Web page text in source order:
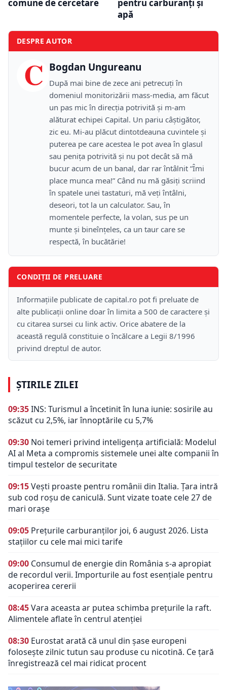
comune de cercetare
pentru carburanți și
apă
DESPRE AUTOR
C Bogdan Ungureanu
După mai bine de zece ani petrecuţi în
domeniul monitorizării mass-media, am făcut
un pas mic în direcţia potrivită şi m-am
alăturat echipei Capital. Un pariu câştigător,
zic eu. Mi-au plăcut dintotdeauna cuvintele şi
puterea pe care acestea le pot avea în glasul
sau peniţa potrivită şi nu pot decât să mă
bucur acum de un banal, dar rar întâlnit “Îmi
place munca mea!” Când nu mă găsiţi scriind
în spatele unei tastaturi, mă veţi întâlni,
deseori, tot la un calculator. Sau, în
momentele perfecte, la volan, sus pe un
munte şi bineînţeles, ca un taur care se
respectă, în bucătărie!
CONDIȚII DE PRELUARE
Informațiile publicate de capital.ro pot fi preluate de
alte publicații online doar în limita a 500 de caractere și
cu citarea sursei cu link activ. Orice abatere de la
această regulă constituie o încălcare a Legii 8/1996
privind dreptul de autor.
ȘTIRILE ZILEI
09:35INS: Turismul a încetinit în luna iunie: sosirile au
scăzut cu 2,5%, iar înnoptările cu 5,7%
09:30 Noi temeri privind inteligența artificială: Modelul
AI al Meta a compromis sistemele unei alte companii în
timpul testelor de securitate
09:15Vești proaste pentru românii din Italia. Țara intră
sub cod roșu de caniculă. Sunt vizate toate cele 27 de
mari orașe
09:05 Prețurile carburanților joi, 6 august 2026. Lista
stațiilor cu cele mai mici tarife
09:00 Consumul de energie din România s-a apropiat
de recordul verii. Importurile au fost esențiale pentru
acoperirea cererii
08:45Vara aceasta ar putea schimba prețurile la raft.
Alimentele aflate în centrul atenției
08:30 Eurostat arată că unul din șase europeni
folosește zilnic tutun sau produse cu nicotină. Ce țară
înregistrează cel mai ridicat procent